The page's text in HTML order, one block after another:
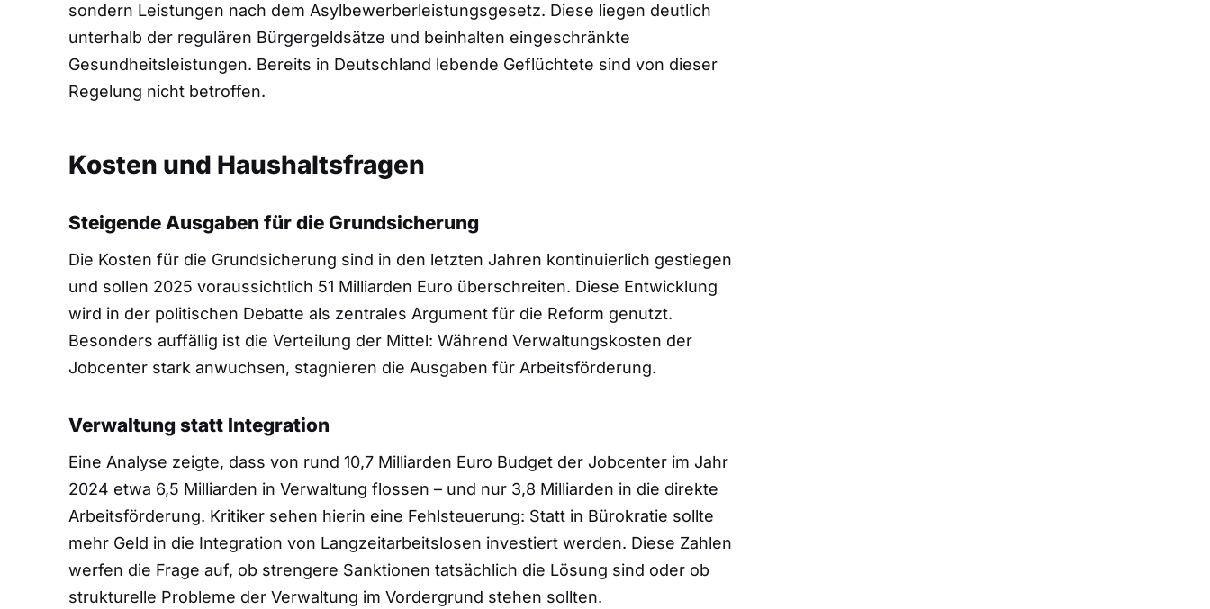
sondern Leistungen nach dem Asylbewerberleistungsgesetz. Diese liegen deutlich
unterhalb der regulären Bürgergeldsätze und beinhalten eingeschränkte
Gesundheitsleistungen. Bereits in Deutschland lebende Geflüchtete sind von dieser
Regelung nicht betroffen.
Kosten und Haushaltsfragen
Steigende Ausgaben für die Grundsicherung
Die Kosten für die Grundsicherung sind in den letzten Jahren kontinuierlich gestiegen
und sollen 2025 voraussichtlich 51 Milliarden Euro überschreiten. Diese Entwicklung
wird in der politischen Debatte als zentrales Argument für die Reform genutzt.
Besonders auffällig ist die Verteilung der Mittel: Während Verwaltungskosten der
Jobcenter stark anwuchsen, stagnieren die Ausgaben für Arbeitsförderung.
Verwaltung statt Integration
Eine Analyse zeigte, dass von rund 10,7 Milliarden Euro Budget der Jobcenter im Jahr
2024 etwa 6,5 Milliarden in Verwaltung flossen – und nur 3,8 Milliarden in die direkte
Arbeitsförderung. Kritiker sehen hierin eine Fehlsteuerung: Statt in Bürokratie sollte
mehr Geld in die Integration von Langzeitarbeitslosen investiert werden. Diese Zahlen
werfen die Frage auf, ob strengere Sanktionen tatsächlich die Lösung sind oder ob
strukturelle Probleme der Verwaltung im Vordergrund stehen sollten.